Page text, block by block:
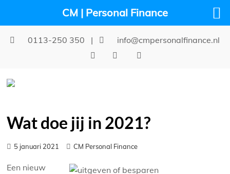
0113-250 350 | info@cmpersonalfinance.nl
Wat doe jij in 2021?
5 januari 2021 CM Personal Finance
Een nieuw
CM | Personal Finance